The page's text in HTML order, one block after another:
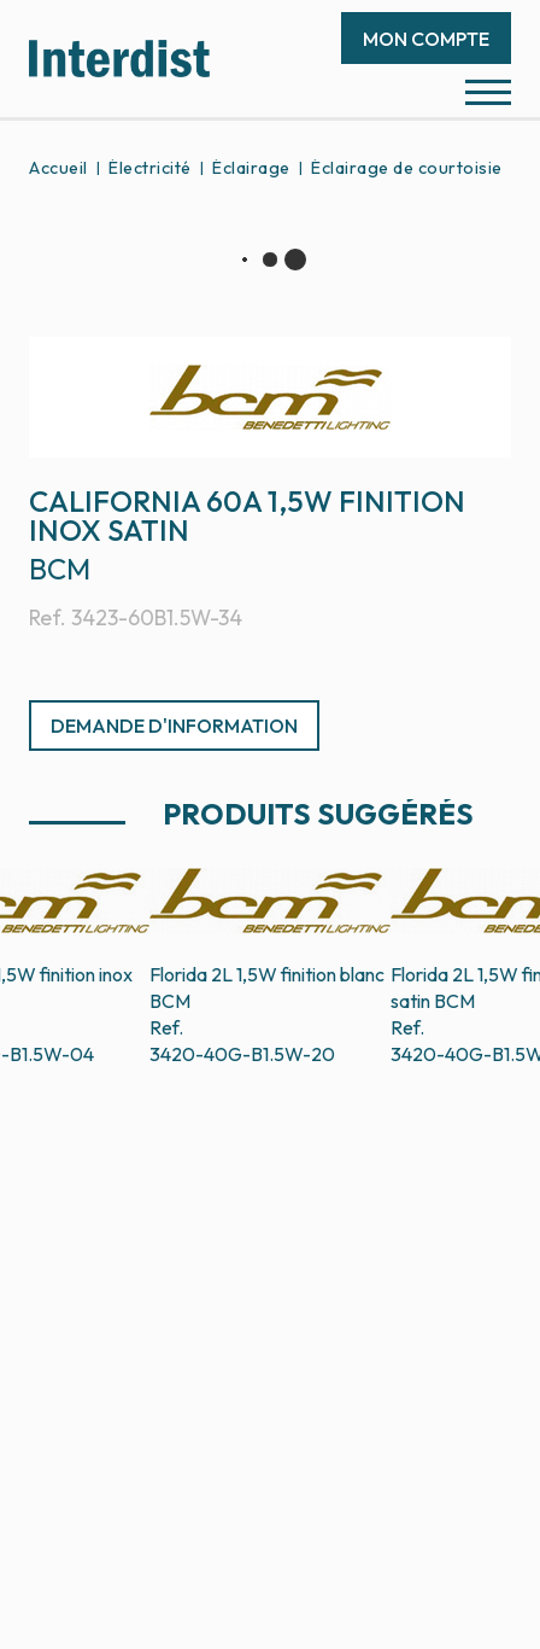
MON COMPTE
Accueil Électricité Éclairage Éclairage de courtoisie
CALIFORNIA 60A 1,5W FINITION
INOX SATIN
Ref. 3423-60B1.5W-34
BCM
DEMANDE D'INFORMATION
PRODUITS SUGGÉRÉS
finition inox
04
Florida 2L 1,5W finition blanc
BCM
Ref.
3420-40G-B1.5W-20
Florida 2L 1,5W
satin BCM
Ref.
3420-40G-